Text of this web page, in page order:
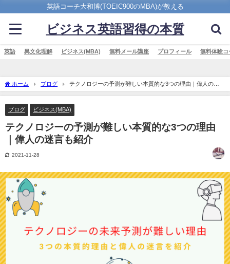
英語コーチ大和博(TOEIC900のMBA)が教える
ビジネス英語習得の本質
英語 異文化理解 ビジネス(MBA) 無料メール講座 プロフィール 無料体験コ
ホーム ブログ
テクノロジーの予測が難しい本質的な3つの理由｜偉人の迷
言も紹介
ブログ ビジネス(MBA)
テクノロジーの予測が難しい本質的な3つの理由
｜偉人の迷言も紹介
2021-11-28